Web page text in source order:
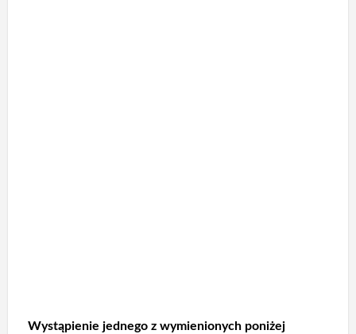
Wystąpienie jednego z wymienionych poniżej